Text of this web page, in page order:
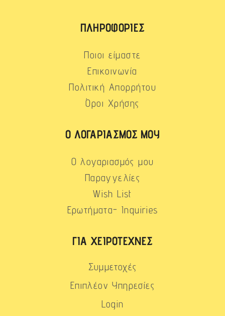
ΠΛΗΡΟΦΟΡΊΕΣ
Ποιοι είμαστε
Επικοινωνία
Πολιτική Απορρήτου
Όροι Χρήσης
Ο ΛΟΓΑΡΙΑΣΜΌΣ ΜΟΥ
Ο λογαριασμός μου
Παραγγελίες
Wish List
Ερωτήματα- Inquiries
ΓΙΑ ΧΕΙΡΟΤΈΧΝΕΣ
Συμμετοχές
Επιπλέον Υπηρεσίες
Login